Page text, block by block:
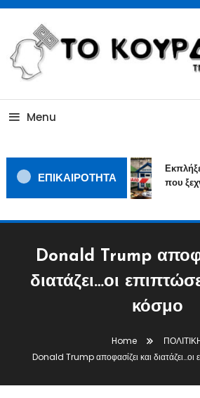
Skip
Content
Menu
ΕΠΙΚΑΙΡΟΤΗΤΑ
που
Donald Trump
διατάζει…οι
κόσμο
Home
Donald Trump αποφασίζει και διατάζει…οι